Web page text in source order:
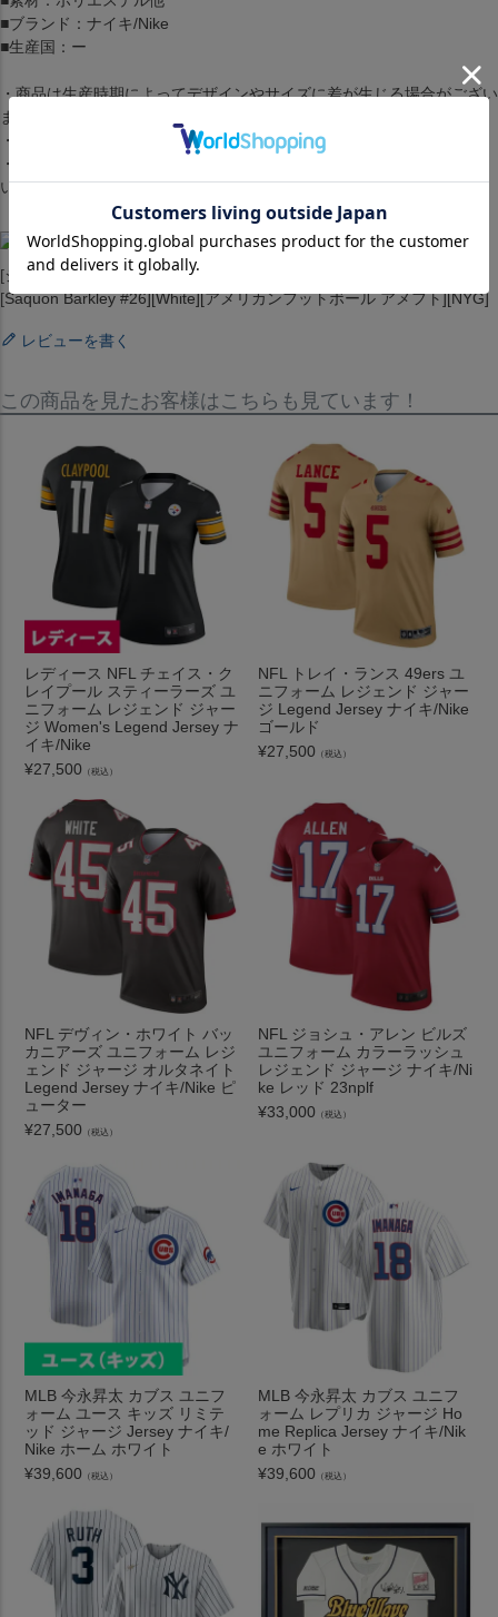
■ブランド：ナイキ/Nike
■生産国：ー
・商品は生産時期によってデザインやサイズに差が生じる場合がござい
ます。
・商品はモニターの影響で色の変化が感じられる場合がございます。
・洗濯・アイロンの使用につきましては、品質マークに従ってくださ
い。
[ジャージ][ユニホーム][Color Rush Legend Jersey][New York Giants]
[Saquon Barkley #26][White][アメリカンフットボール アメフト][NYG]
レビューを書く
この商品を見たお客様はこちらも見ています！
レディース NFL チェイス・ク
レイプール スティーラーズ ユ
ニフォーム レジェンド ジャー
ジ Women's Legend Jersey ナ
イキ/Nike
¥27,500 （税込）
NFL トレイ・ランス 49ers ユ
ニフォーム レジェンド ジャー
ジ Legend Jersey ナイキ/Nike
ゴールド
¥27,500 （税込）
NFL デヴィン・ホワイト バッ
カニアーズ ユニフォーム レジ
ェンド ジャージ オルタネイト
Legend Jersey ナイキ/Nike ピ
ューター
¥27,500 （税込）
NFL ジョシュ・アレン ビルズ
ユニフォーム カラーラッシュ
レジェンド ジャージ ナイキ/Ni
ke レッド 23nplf
¥33,000 （税込）
MLB 今永昇太 カブス ユニフ
ォーム ユース キッズ リミテ
ッド ジャージ Jersey ナイキ/
Nike ホーム ホワイト
¥39,600 （税込）
MLB 今永昇太 カブス ユニフ
ォーム レプリカ ジャージ Ho
me Replica Jersey ナイキ/Nik
e ホワイト
¥39,600 （税込）